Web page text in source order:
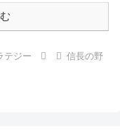
テジー
信長の野